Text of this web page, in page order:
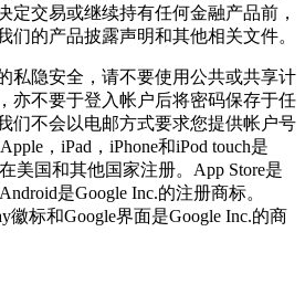
定交易或继续持有任何金融产品前，
们的产品披露声明和其他相关文件。
私隐安全，请不要使用公共或共享计
亦不要于登入帐户后将密码保存于任
们不会以电邮方式要求您提供帐户号
，iPad，iPhone和iPod touch是
美国和其他国家注册。App Store是
是Google Inc.的注册商标。
徽标和Google界面是Google Inc.的商